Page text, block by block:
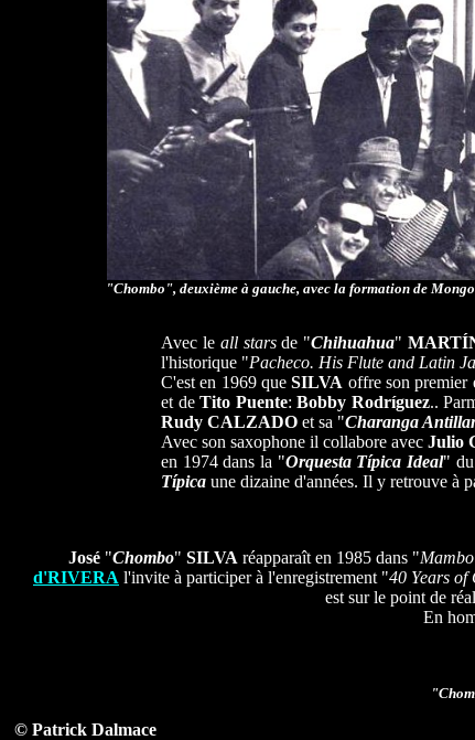
"Chombo ", deuxième à gauche, avec la formation de
Avec le all starsde "Chihuahua"
l'historique "Pacheco. His Flute and Latin
C'est en 1969 queSILVA offre son premier
et deTito Puente: Bobby Rodríguez..
Rudy CALZADO et sa "Charanga
Avec son saxophone il collabore avecJulio
en 1974 dans la "Orquesta Típica Ideal"
Típica une dizaine d'années. Il y retrouve à
José "Chombo" SILVA réapparaît en 1985 dans "
d'RIVERA l'invite à participer à l'enregistrement "40 Years of
est sur le point de
En
"
© Patrick Dalmace